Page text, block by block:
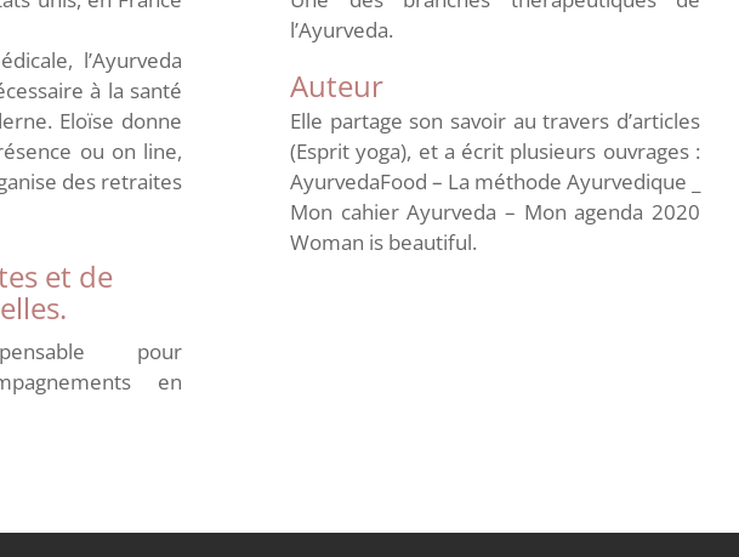
l’Ayurveda
à la santé
Eloïse donne
ou on line,
des retraites
et de
pour
en
l’Ayurveda.
Auteur
Elle partage son savoir au travers d’articles
(Esprit yoga), et a écrit plusieurs ouvrages :
AyurvedaFood – La méthode Ayurvedique _
Mon cahier Ayurveda – Mon agenda 2020
Woman is beautiful.